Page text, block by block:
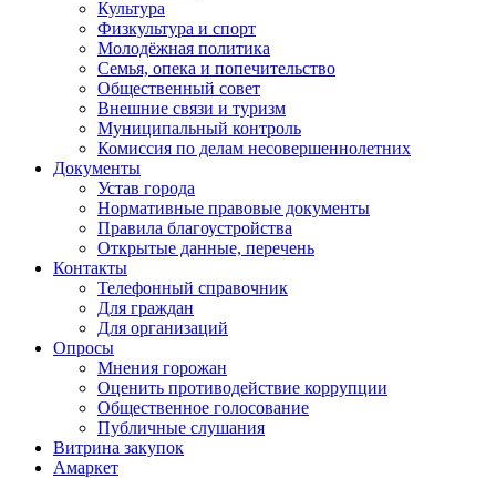
Культура
Физкультура и спорт
Молодёжная политика
Семья, опека и попечительство
Общественный совет
Внешние связи и туризм
Муниципальный контроль
Комиссия по делам несовершеннолетних
Документы
Устав города
Нормативные правовые документы
Правила благоустройства
Открытые данные, перечень
Контакты
Телефонный справочник
Для граждан
Для организаций
Опросы
Мнения горожан
Оценить противодействие коррупции
Общественное голосование
Публичные слушания
Витрина закупок
Амаркет